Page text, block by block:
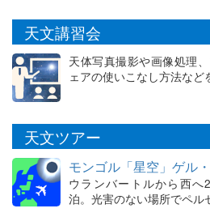
天文講習会
天体写真撮影や画像処理
ェアの使いこなし方法など
天文ツアー
モンゴル「星空」ゲル
ウランバートルから西へ
泊。光害のない場所でペル